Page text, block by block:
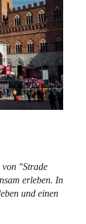
"Strade
erleben. In
und einen